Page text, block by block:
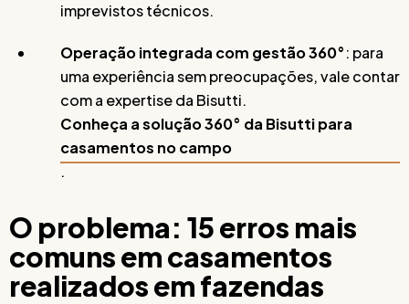
imprevistos técnicos.
Operação integrada com gestão 360°: para
uma experiência sem preocupações, vale contar
com a expertise da Bisutti.
Conheça a solução 360° da Bisutti para
casamentos no campo
.
O problema: 15 erros mais
comuns em casamentos
realizados em fazendas